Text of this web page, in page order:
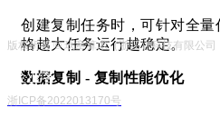
创建复制任务时，可针对全
格越大任务运行越稳定。
数据复制 - 复制性能优化
企业客
服号
版权所有 © 玖章算术（浙江）科技有限公司
浙ICP备2022013170号